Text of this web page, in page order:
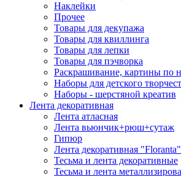
Наклейки
Прочее
Товары для декупажа
Товары для квиллинга
Товары для лепки
Товары для пэчворка
Раскрашивание, картины по
Наборы для детского
Наборы - шерстяной креатив
Лента декоративная
Лента атласная
Лента вьюнчик+рюш+сутаж
Гипюр
Лента декоративная "Floranta"
Тесьма и лента декоративные
Тесьма и лента